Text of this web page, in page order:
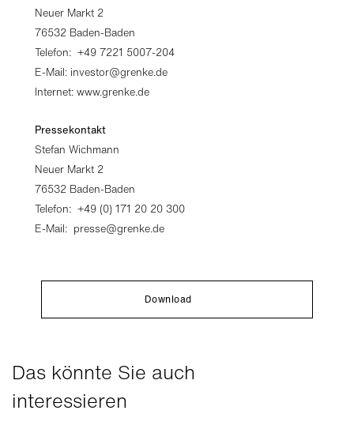
Neuer Markt 2
76532 Baden-Baden
Telefon: +49 7221 5007-204
E-Mail: investor@grenke.de
Internet: www.grenke.de
Pressekontakt
Stefan Wichmann
Neuer Markt 2
76532 Baden-Baden
Telefon: +49 (0) 171 20 20 300
E-Mail: presse@grenke.de
Download
Das könnte Sie auch
interessieren